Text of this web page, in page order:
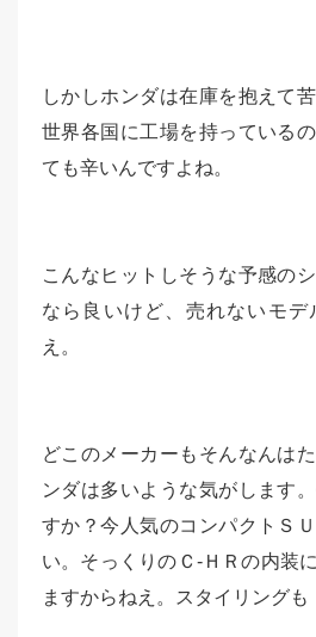
しかしホンダは在庫を抱えて
世界各国に工場を持っている
ても辛いんですよね。
こんなヒットしそうな予感の
なら良いけど、売れないモデ
え。
どこのメーカーもそんなんは
ンダは多いような気がします
すか？今人気のコンパクトＳ
い。そっくりのＣ-ＨＲの内装
ますからねえ。スタイリングも